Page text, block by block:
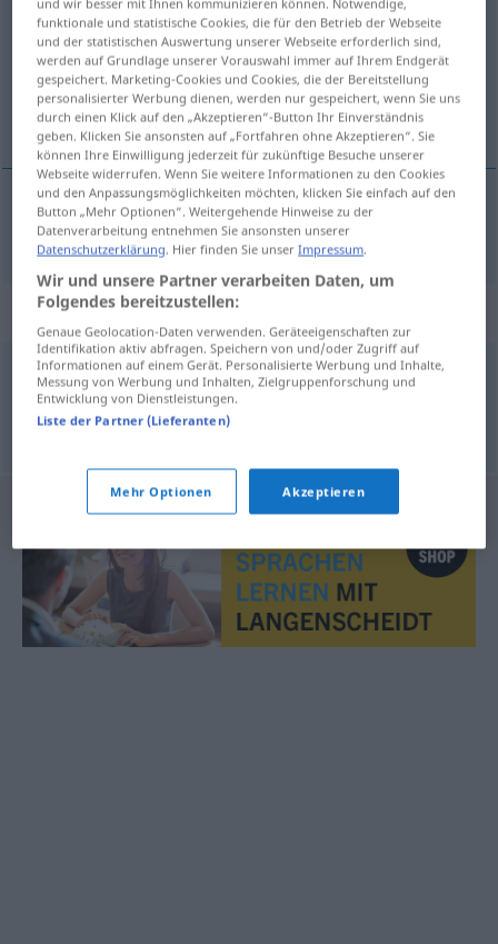
Übersicht aller Übersetzungen
(Für mehr Details die Übersetzung anklicken/antippen)
Burg
Burgf borg
Synonyme für "borg"
fort
funktionale und statistische Cookies, die für den Betrieb der Webseite
und der statistischen Auswertung unserer Webseite erforderlich sind,
werden auf Grundlage unserer Vorauswahl immer auf Ihrem Endgerät
gespeichert. Marketing-Cookies und Cookies, die der Bereitstellung
personalisierter Werbung dienen, werden nur gespeichert, wenn Sie uns
durch einen Klick auf den „Akzeptieren“-Button Ihr Einverständnis
geben. Klicken Sie ansonsten auf „Fortfahren ohne Akzeptieren“. Sie
können Ihre Einwilligung jederzeit für zukünftige Besuche unserer
Webseite widerrufen. Wenn Sie weitere Informationen zu den Cookies
und den Anpassungsmöglichkeiten möchten, klicken Sie einfach auf den
Button „Mehr Optionen“. Weitergehende Hinweise zu der
Datenverarbeitung entnehmen Sie ansonsten unserer
Datenschutzerklärung . Hier finden Sie unserImpressum
Wir und unsere Partner verarbeiten Daten, um
Folgendes bereitzustellen:
Genaue Geolocation-Daten verwenden. Geräteeigenschaften zur
Identifikation aktiv abfragen. Speichern von und/oder Zugriff auf
Informationen auf einem Gerät. Personalisierte Werbung und Inhalte,
Messung von Werbung und Inhalten, Zielgruppenforschung und
Entwicklung von Dienstleistungen.
Liste der Partner (Lieferanten)
Mehr Optionen Akzeptieren